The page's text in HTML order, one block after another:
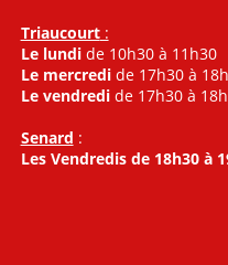
Triaucourt:
Le lundi de 10h30 à 11h30
Le mercredi de 17h30 à
Le vendredi de 17h30 à
Senard :
Les Vendredis de 18h30 à